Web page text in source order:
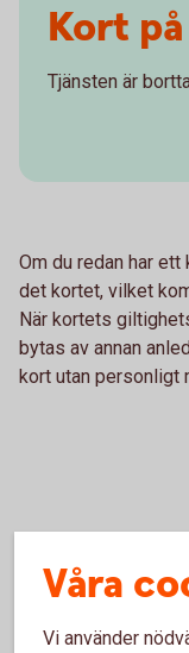
Kort
Tjänsten är
Om du redan har
det kortet, vilket
När kortets
bytas av annan
kort utan personligt
Våra
Vi använder